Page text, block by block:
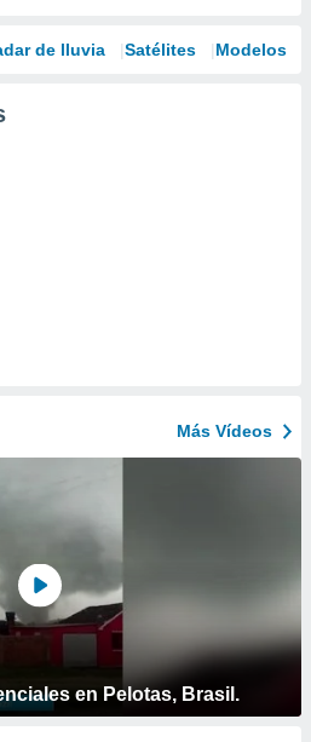
de lluvia Satélites Modelos
Más Vídeos
en Pelotas, Brasil.